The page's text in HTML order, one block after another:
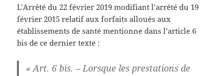
L’Arrêté du 22 février 2019 modifiant l’arrêté du 19
février 2015 relatif aux forfaits alloués aux
établissements de santé mentionne dans l’article 6
bis de ce dernier texte :
« Art. 6 bis. – Lorsque les prestations de